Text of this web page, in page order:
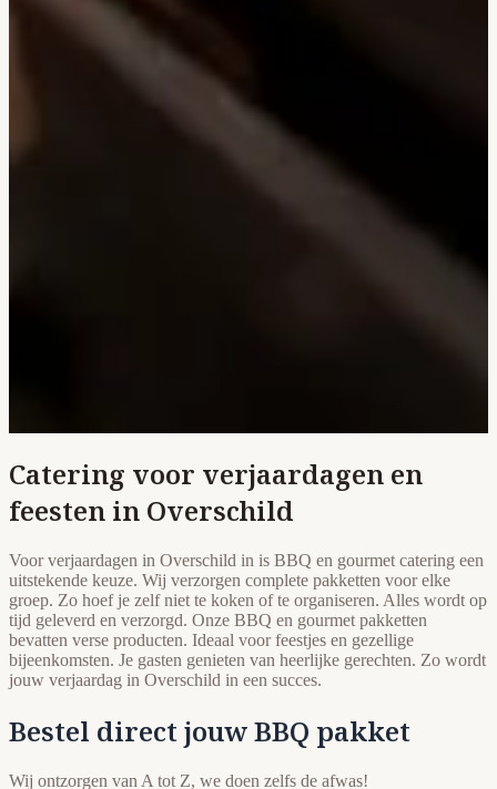
Catering voor verjaardagen en
feesten in Overschild
Voor verjaardagen in Overschild in is BBQ en gourmet catering een
uitstekende keuze. Wij verzorgen complete pakketten voor elke
groep. Zo hoef je zelf niet te koken of te organiseren. Alles wordt op
tijd geleverd en verzorgd. Onze BBQ en gourmet pakketten
bevatten verse producten. Ideaal voor feestjes en gezellige
bijeenkomsten. Je gasten genieten van heerlijke gerechten. Zo wordt
jouw verjaardag in Overschild in een succes.
Bestel direct jouw BBQ pakket
Wij ontzorgen van A tot Z, we doen zelfs de afwas!